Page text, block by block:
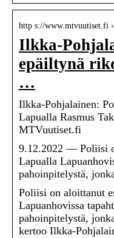
http s://www.mtvuutiset.fi
Ilkka-
epäiltynä
…
Ilkka-Pohjalainen:
Lapualla Rasmus
MTVuutiset.fi
9.12.2022 — Poliisi
Lapualla
pahoinpitelystä,
Poliisi on aloittanut
Lapuanhovissa
pahoinpitelystä,
kertoo Ilkka-